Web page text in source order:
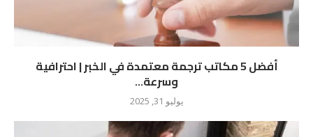
أفضل 5 مكاتب ترجمة معتمدة في الخبر | احترافية
وسرعة...
يوليو 31, 2025